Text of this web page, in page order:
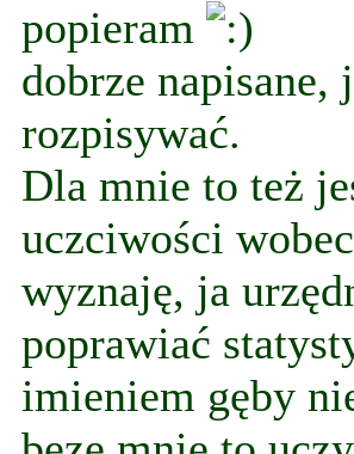
popieram
dobrze napisane,
rozpisywać.
Dla mnie to też
uczciwości
wyznaję, ja
poprawiać
imieniem gęby